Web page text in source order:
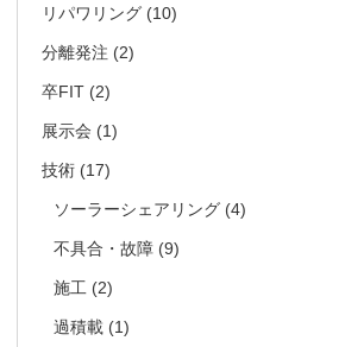
リパワリング (10)
分離発注 (2)
卒FIT (2)
展示会 (1)
技術 (17)
ソーラーシェアリング (4)
不具合・故障 (9)
施工 (2)
過積載 (1)